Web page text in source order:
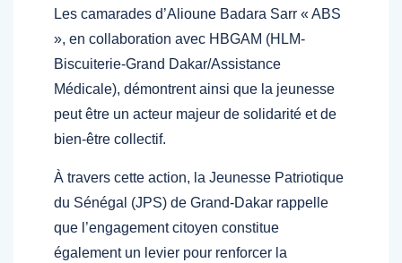
Les camarades d’Alioune Badara Sarr « ABS
», en collaboration avec HBGAM (HLM-
Biscuiterie-Grand Dakar/Assistance
Médicale), démontrent ainsi que la jeunesse
peut être un acteur majeur de solidarité et de
bien-être collectif.
À travers cette action, la Jeunesse Patriotique
du Sénégal (JPS) de Grand-Dakar rappelle
que l’engagement citoyen constitue
également un levier pour renforcer la